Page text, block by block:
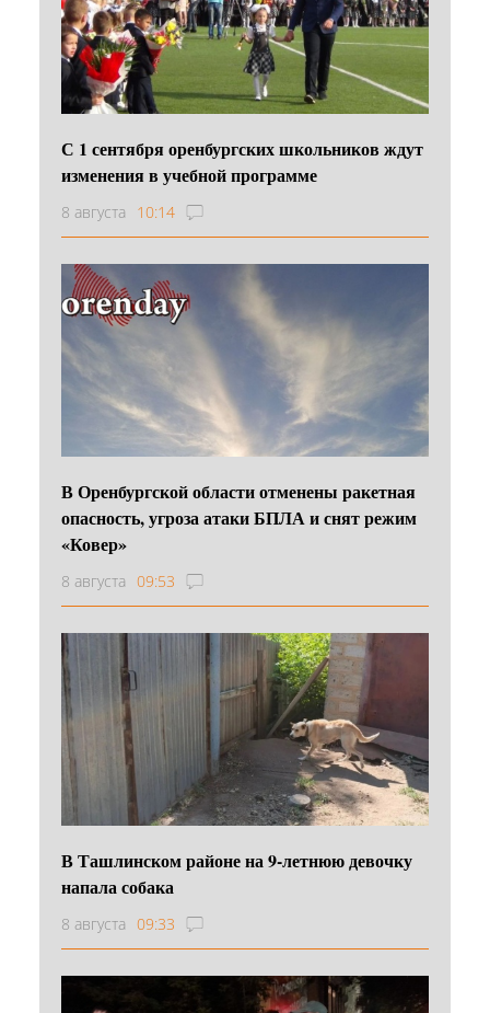
С 1 сентября оренбургских школьников ждут
изменения в учебной программе
8 августа 10:14
В Оренбургской области отменены ракетная
опасность, угроза атаки БПЛА и снят режим
«Ковер»
8 августа 09:53
В Ташлинском районе на 9-летнюю девочку
напала собака
8 августа 09:33